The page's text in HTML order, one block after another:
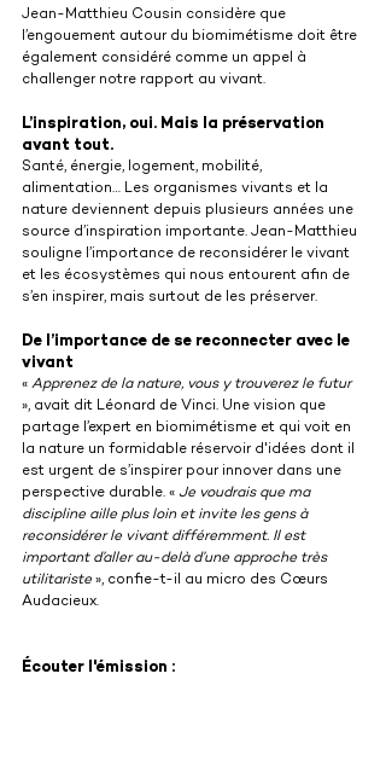
Jean-Matthieu Cousin considère que
l’engouement autour du biomimétisme doit être
également considéré comme un appel à
challenger notre rapport au vivant.
L’inspiration, oui. Mais la préservation
avant tout.
Santé, énergie, logement, mobilité,
alimentation… Les organismes vivants et la
nature deviennent depuis plusieurs années une
source d’inspiration importante. Jean-Matthieu
souligne l’importance de reconsidérer le vivant
et les écosystèmes qui nous entourent afin de
s’en inspirer, mais surtout de les préserver.
De l’importance de se reconnecter avec le
vivant
« Apprenez de la nature, vous y trouverez le futur
», avait dit Léonard de Vinci. Une vision que
partage l’expert en biomimétisme et qui voit en
la nature un formidable réservoir d'idées dont il
est urgent de s’inspirer pour innover dans une
perspective durable. « Je voudrais que ma
discipline aille plus loin et invite les gens à
reconsidérer le vivant différemment. Il est
important d’aller au-delà d’une approche très
utilitariste », confie-t-il au micro des Cœurs
Audacieux.
Écouter l'émission :